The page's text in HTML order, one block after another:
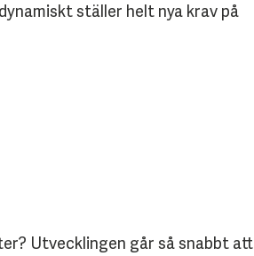
ställer helt nya krav på
Utvecklingen går så snabbt att